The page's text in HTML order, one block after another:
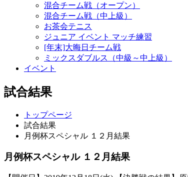
混合チーム戦（オープン）
混合チーム戦（中上級）
お茶会テニス
ジュニア イベント マッチ練習
[年末]大晦日チーム戦
ミックスダブルス（中級～中上級）
イベント
試合結果
トップページ
試合結果
月例杯スペシャル １２月結果
月例杯スペシャル １２月結果